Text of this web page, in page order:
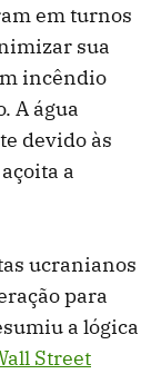
em turnos
sua
incêndio
A água
devido às
a
ucranianos
para
a lógica
Street